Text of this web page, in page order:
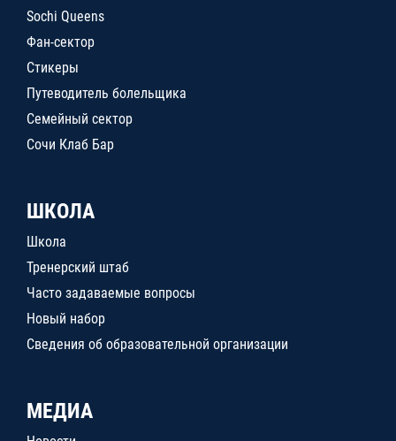
Sochi Queens
Фан-сектор
Стикеры
Путеводитель болельщика
Семейный сектор
Сочи Клаб Бар
ШКОЛА
Школа
Тренерский штаб
Часто задаваемые вопросы
Новый набор
Сведения об образовательной организации
МЕДИА